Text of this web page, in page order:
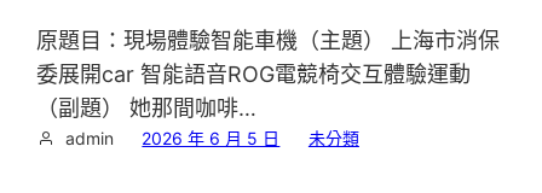
原題目：現場體驗智能車機（主題） 上海市消保
委展開car 智能語音ROG電競椅交互體驗運動
（副題） 她那間咖啡…
admin 2026 年 6 月 5 日 未分類